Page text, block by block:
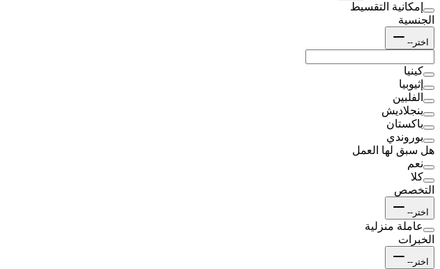
إمكانية التقسيط
الجنسية
اختر--
كينيا
إثيوبيا
الفلبين
بنجلاديش
باكستان
بوروندي
هل سبق لها العمل
نعم
كلا
التخصص
اختر--
عاملة منزلية
الخبرات
اختر--